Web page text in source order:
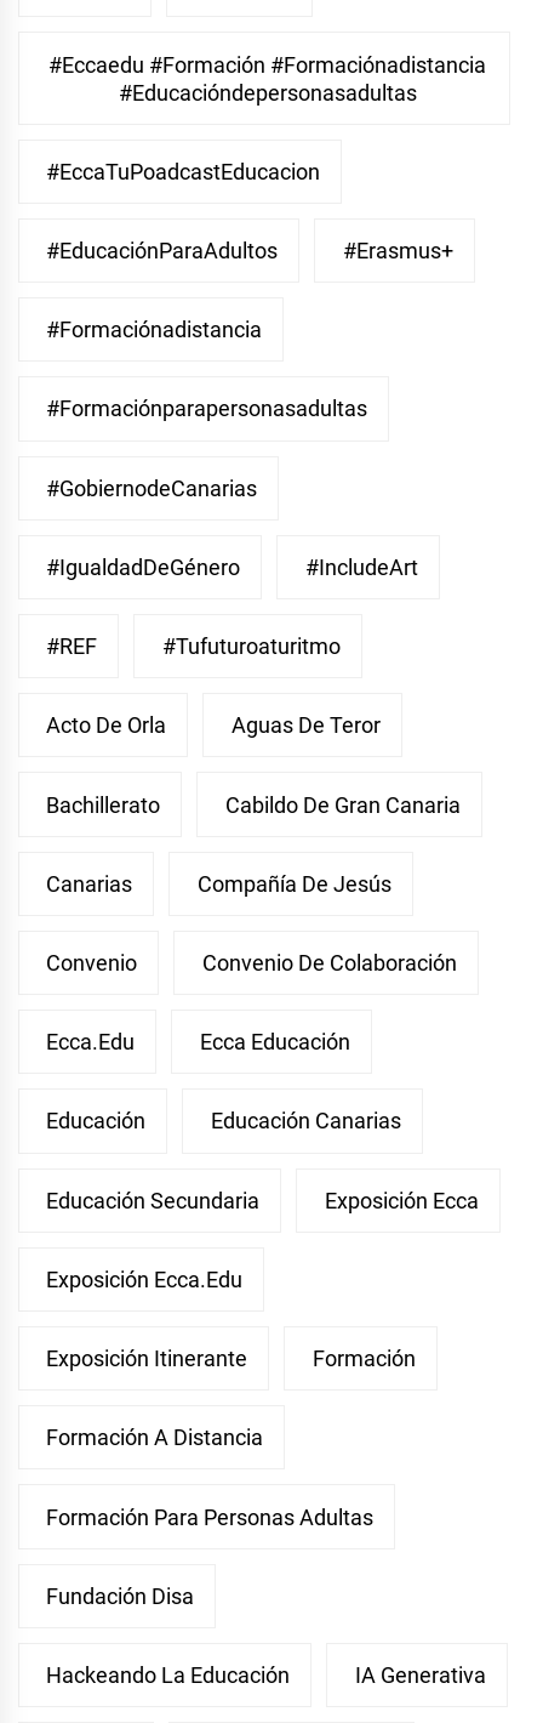
#eccaedu #formación #formaciónadistancia
#educacióndepersonasadultas
#EccaTuPoadcastEducacion
#EducaciónParaAdultos #Erasmus+
#Formaciónadistancia
#Formaciónparapersonasadultas
#GobiernodeCanarias
#IgualdadDeGénero #IncludeArt
#REF #Tufuturoaturitmo
Acto De Orla Aguas De Teror
Bachillerato Cabildo De Gran Canaria
Canarias Compañía De Jesús
Convenio Convenio De Colaboración
Ecca.edu Ecca Educación
Educación Educación Canarias
Educación Secundaria Exposición Ecca
Exposición Ecca.edu
Exposición Itinerante Formación
Formación A Distancia
Formación Para Personas Adultas
Fundación Disa
Hackeando La Educación IA Generativa